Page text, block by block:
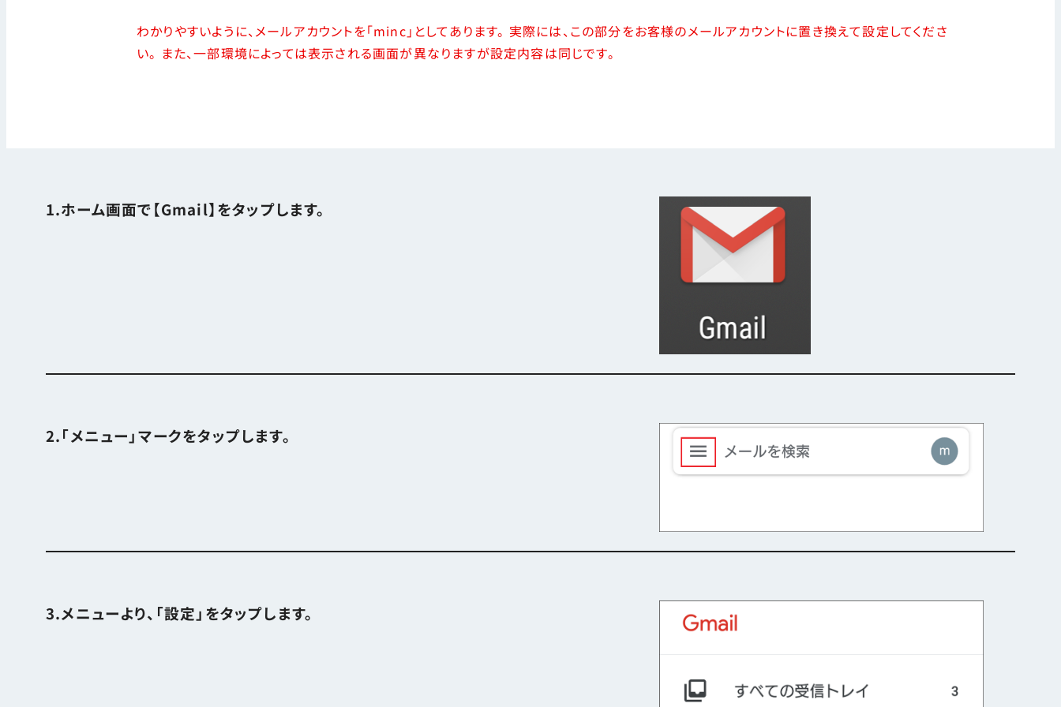
わかりやすいように、メールアカウントを「minc」としてあります。 実際には、この部分をお客様のメールアカウントに置き換えて設定してくださ
い。 また、一部環境によっては表示される画面が異なりますが設定内容は同じです。
1.ホーム画面で【Gmail】をタップします。
2.「メニュー」マークをタップします。
3.メニューより、「設定」をタップします。